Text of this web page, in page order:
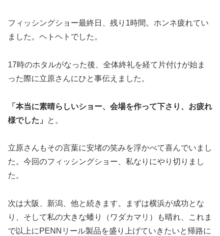
フィッシングショー最終日、残り1時間。ホンネ疲れてい
ました。ヘトヘトでした。
17時のホタルがなった後、全体終礼を経て片付けが始ま
った際に立原さんにひと事伝えました。
「本当に素晴らしいショー、会場を作って下さり、お疲れ
様でした」
と。
立原さんもその言葉に安堵の笑みを浮かべて喜んでいまし
た。今回のフィッシングショー、私なりにやり切りまし
た。
次は大阪、新潟、他と続きます。まずは横浜が成功とな
り、そして私の大きな蟠り（ワダカマリ）も晴れ、これま
で以上にPENNリール製品を盛り上げていきたいと帰路に